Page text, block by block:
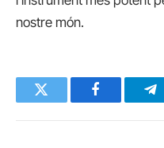
nostre món.
Twitter Facebook